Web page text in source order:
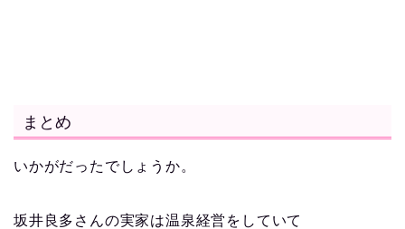
まとめ
いかがだったでしょうか。
坂井良多さんの実家は温泉経営をしていて